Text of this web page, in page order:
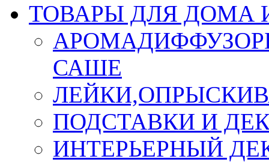
ТОВАРЫ ДЛЯ ДОМА
САШЕ
ПОДСТАВКИ И
ИНТЕРЬЕРНЫЙ